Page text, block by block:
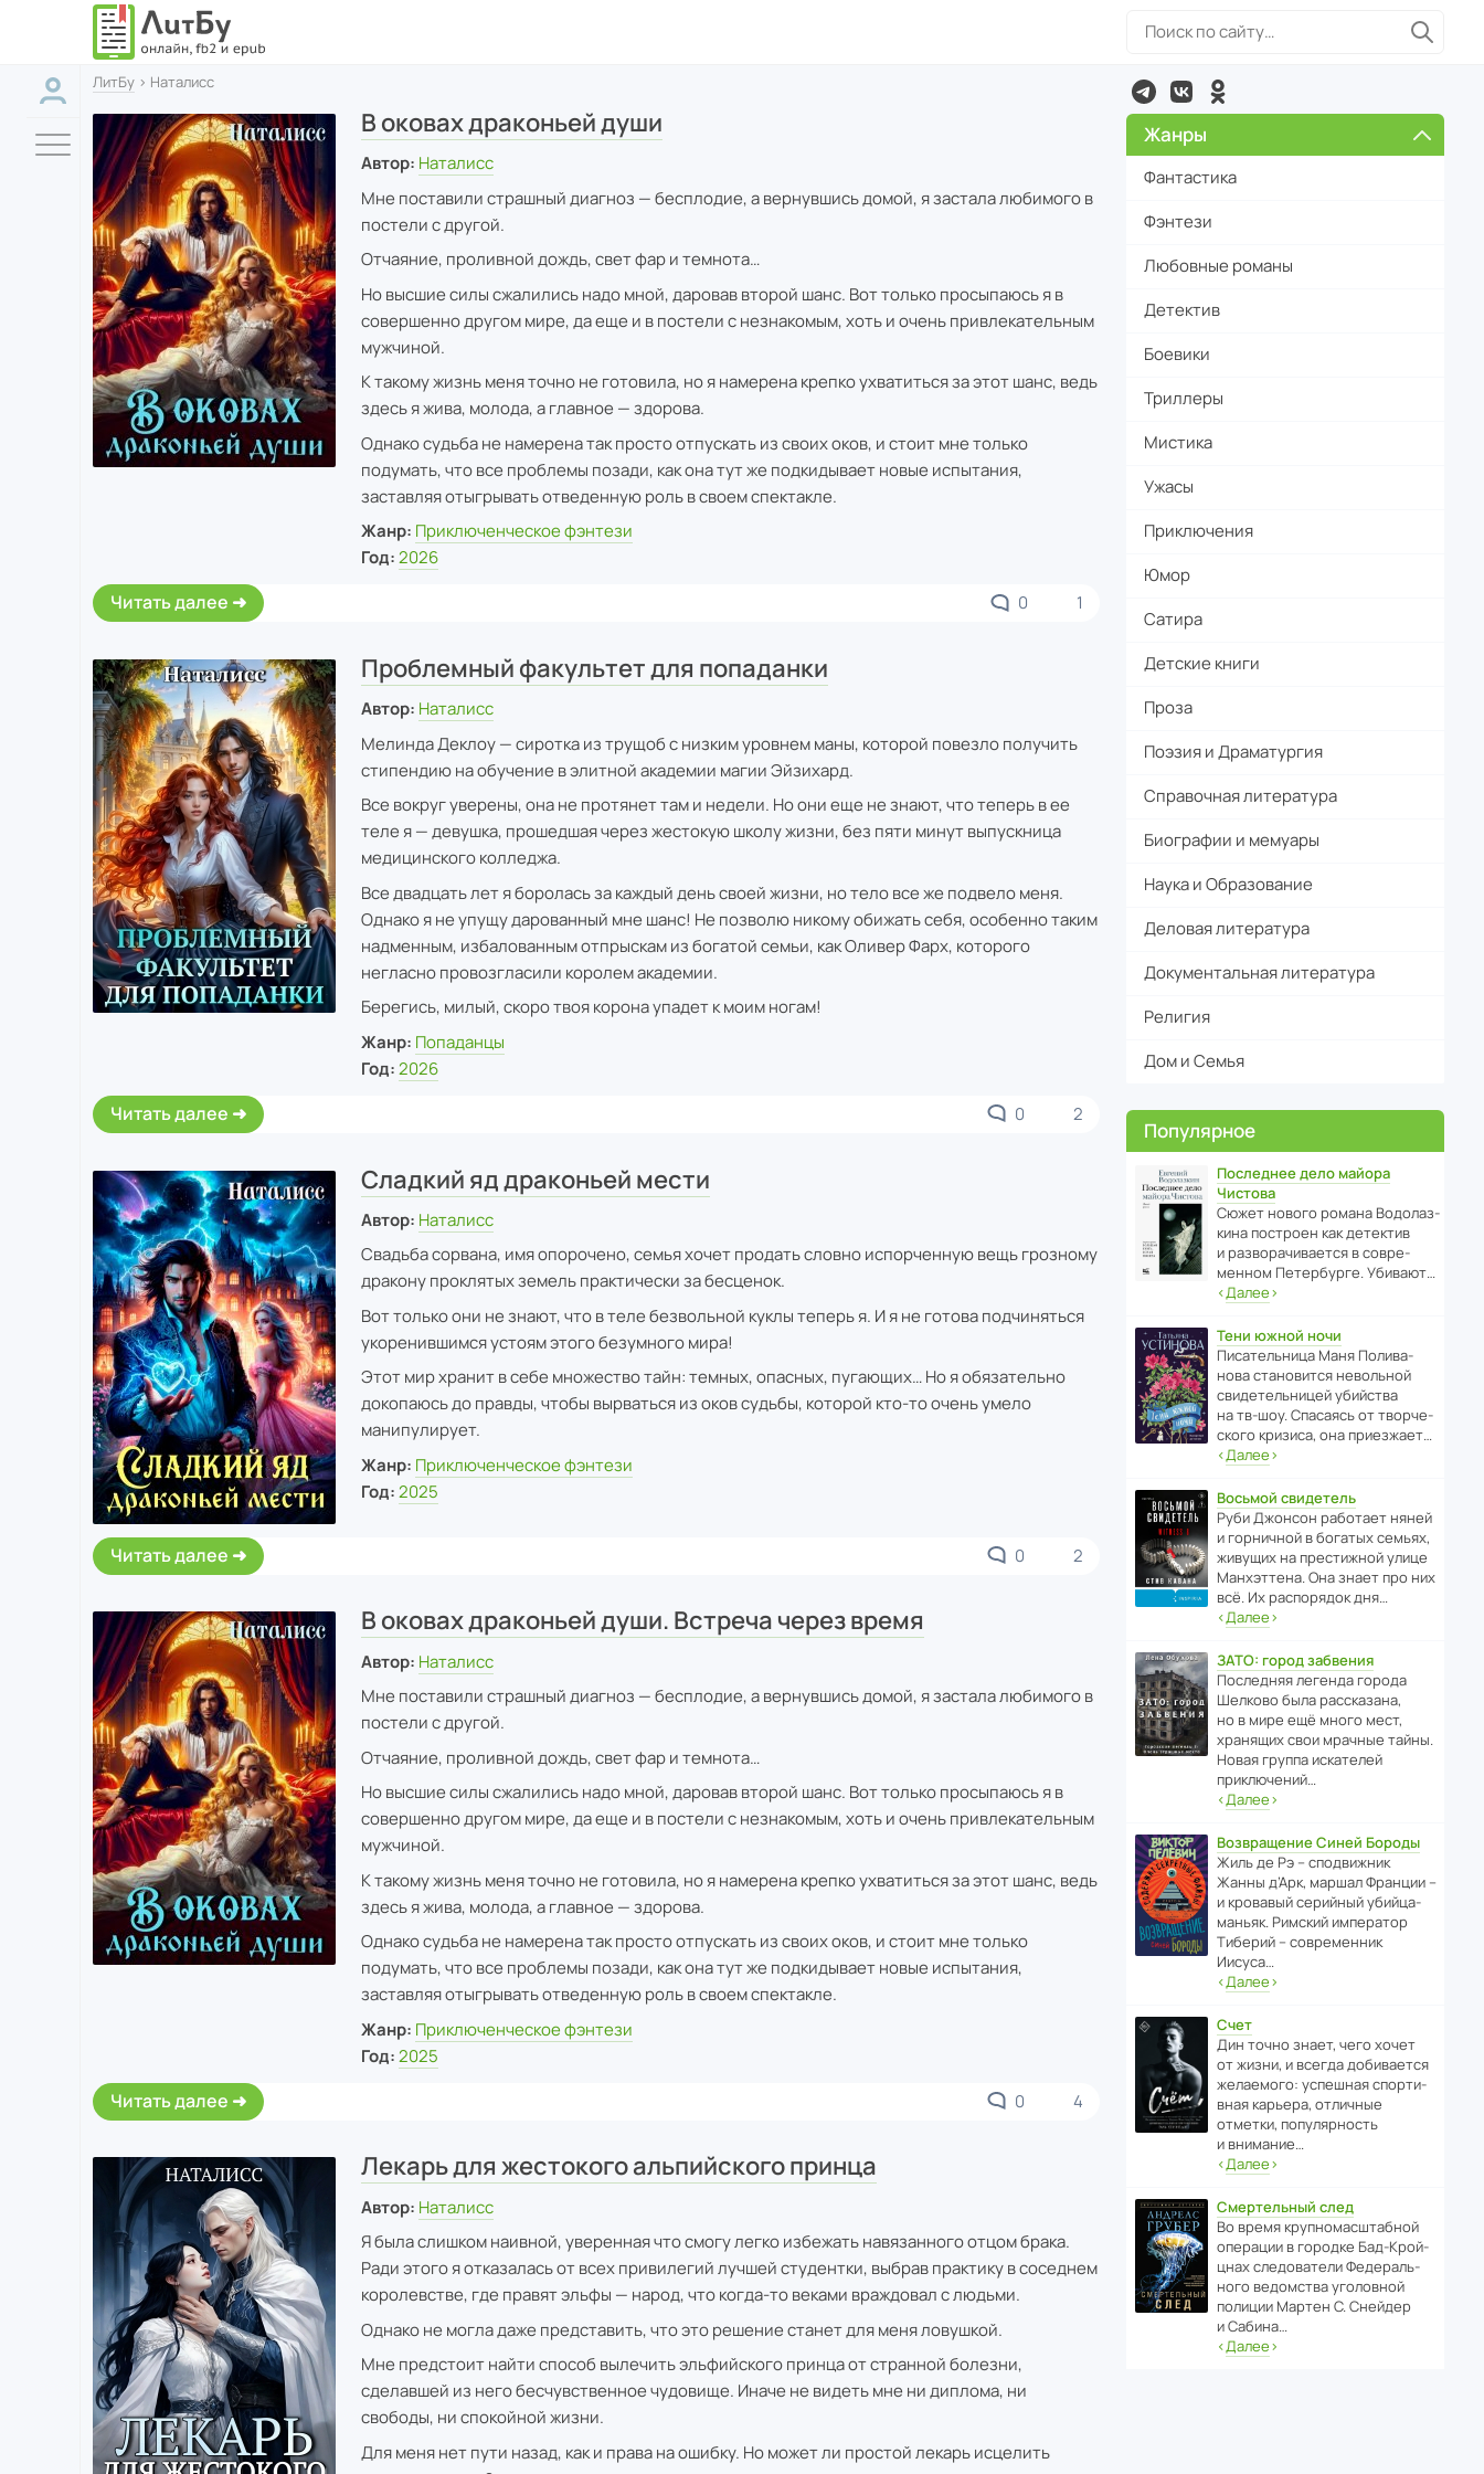
ЛитБу › Наталисс
В оковах драконьей души
Автор: Наталисс
Мне поставили страшный диагноз — бесплодие, а вернувшись домой, я застала любимого в
постели с другой.
Отчаяние, проливной дождь, свет фар и темнота…
Но высшие силы сжалились надо мной, даровав второй шанс. Вот только просыпаюсь я в
совершенно другом мире, да еще и в постели с незнакомым, хоть и очень привлекательным
мужчиной.
К такому жизнь меня точно не готовила, но я намерена крепко ухватиться за этот шанс, ведь
здесь я жива, молода, а главное — здорова.
Однако судьба не намерена так просто отпускать из своих оков, и стоит мне только
подумать, что все проблемы позади, как она тут же подкидывает новые испытания,
заставляя отыгрывать отведенную роль в своем спектакле.
Жанр: Приключенческое фэнтези
Год: 2026
Читать далее 0 1
Проблемный факультет для попаданки
Автор: Наталисс
Мелинда Деклоу — сиротка из трущоб с низким уровнем маны, которой повезло получить
стипендию на обучение в элитной академии магии Эйзихард.
Все вокруг уверены, она не протянет там и недели. Но они еще не знают, что теперь в ее
теле я — девушка, прошедшая через жестокую школу жизни, без пяти минут выпускница
медицинского колледжа.
Все двадцать лет я боролась за каждый день своей жизни, но тело все же подвело меня.
Однако я не упущу дарованный мне шанс! Не позволю никому обижать себя, особенно таким
надменным, избалованным отпрыскам из богатой семьи, как Оливер Фарх, которого
негласно провозгласили королем академии.
Берегись, милый, скоро твоя корона упадет к моим ногам!
Жанр: Попаданцы
Год: 2026
Читать далее 0 2
Сладкий яд драконьей мести
Автор: Наталисс
Свадьба сорвана, имя опорочено, семья хочет продать словно испорченную вещь грозному
дракону проклятых земель практически за бесценок.
Вот только они не знают, что в теле безвольной куклы теперь я. И я не готова подчиняться
укоренившимся устоям этого безумного мира!
Этот мир хранит в себе множество тайн: темных, опасных, пугающих… Но я обязательно
докопаюсь до правды, чтобы вырваться из оков судьбы, которой кто-то очень умело
манипулирует.
Жанр: Приключенческое фэнтези
Год: 2025
Читать далее 0 2
В оковах драконьей души. Встреча через время
Автор: Наталисс
Мне поставили страшный диагноз — бесплодие, а вернувшись домой, я застала любимого в
постели с другой.
Отчаяние, проливной дождь, свет фар и темнота…
Но высшие силы сжалились надо мной, даровав второй шанс. Вот только просыпаюсь я в
совершенно другом мире, да еще и в постели с незнакомым, хоть и очень привлекательным
мужчиной.
К такому жизнь меня точно не готовила, но я намерена крепко ухватиться за этот шанс, ведь
здесь я жива, молода, а главное — здорова.
Однако судьба не намерена так просто отпускать из своих оков, и стоит мне только
подумать, что все проблемы позади, как она тут же подкидывает новые испытания,
заставляя отыгрывать отведенную роль в своем спектакле.
Жанр: Приключенческое фэнтези
Год: 2025
Читать далее 0 4
Лекарь для жестокого альпийского принца
Автор: Наталисс
Я была слишком наивной, уверенная что смогу легко избежать навязанного отцом брака.
Ради этого я отказалась от всех привилегий лучшей студентки, выбрав практику в соседнем
королевстве, где правят эльфы — народ, что когда-то веками враждовал с людьми.
Однако не могла даже представить, что это решение станет для меня ловушкой.
Мне предстоит найти способ вылечить эльфийского принца от странной болезни,
сделавшей из него бесчувственное чудовище. Иначе не видеть мне ни диплома, ни
свободы, ни спокойной жизни.
Для меня нет пути назад, как и права на ошибку. Но может ли простой лекарь исцелить
Жанры
Фантастика
Фэнтези
Любовные романы
Детектив
Боевики
Триллеры
Мистика
Ужасы
Приключения
Юмор
Сатира
Детские книги
Проза
Поэзия и Драматургия
Справочная литература
Биографии и мемуары
Наука и Образование
Деловая литература
Документальная литература
Религия
Дом и Семья
Популярное
Последнее дело майора
Чистова
Сюжет нового романа Водо­ла­з­
кина пост­роен как дете­ктив
и разво­ра­чи­ва­ется в совре­
менном Пете­р­бурге. Убивают…
‹Далее›
Тени южной ночи
Писа­тель­ница Маня Поли­ва­
нова стано­вится невольной
свиде­тель­ницей убийства
на тв-шоу. Спасаясь от твор­че­
с­кого кризиса, она приезжает…
‹Далее›
Восьмой свидетель
Руби Джонсон рабо­тает няней
и горни­чной в богатых семьях,
живущих на прес­ти­жной улице
Манх­эт­тена. Она знает про них
всё. Их распо­рядок дня…
‹Далее›
ЗАТО: город забвения
После­дняя легенда города
Шелково была расска­зана,
но в мире ещё много мест,
хранящих свои мрачные тайны.
Новая группа иска­телей
приключений…
‹Далее›
Возвращение Синей Бороды
Жиль де Рэ – спод­ви­жник
Жанны д’Арк, маршал Франции –
и кровавый серийный убийца-
маньяк. Римский импе­ратор
Тиберий – совре­менник
Иисуса…
‹Далее›
Счет
Дин точно знает, чего хочет
от жизни, и всегда доби­ва­ется
жела­е­мого: успе­шная спор­ти­
вная карьера, отли­чные
отметки, попу­ля­р­ность
и внимание…
‹Далее›
Смертельный след
Во время круп­но­мас­ш­та­бной
операции в городке Бад‑Крой­
цнах следо­ва­тели Феде­раль­
ного ведомства уголо­вной
полиции Мартен С. Снейдер
и Сабина…
‹Далее›